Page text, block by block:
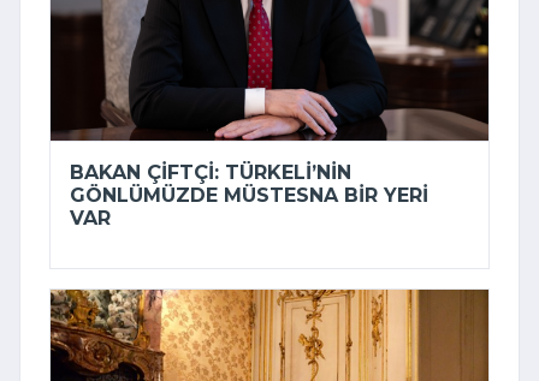
BAKAN ÇIFTÇI: TÜRKELI’NIN
GÖNLÜMÜZDE MÜSTESNA BIR YERI
VAR